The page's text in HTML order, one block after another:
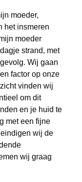
moeder,
het insmeren
moeder
strand, met
Wij gaan
factor op onze
vinden wij
om dit
en je huid te
met een fijne
wij de
wij graag